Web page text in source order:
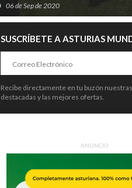
06 de Sep de 2020
SUSCRÍBETE A ASTURIAS
Recibe directamente en tu buzón
destacadas y las mejores ofertas.
ANUNCIO